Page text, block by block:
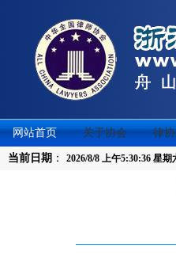
网站首页 关于协会 律
当前日期 ： 2026/8/8 上午5:30:36 星期